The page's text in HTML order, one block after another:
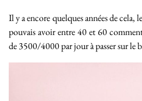
Il y a encore quelques années de cela,
pouvais avoir entre 40 et 60
de 3500/4000 par jour à passer sur le